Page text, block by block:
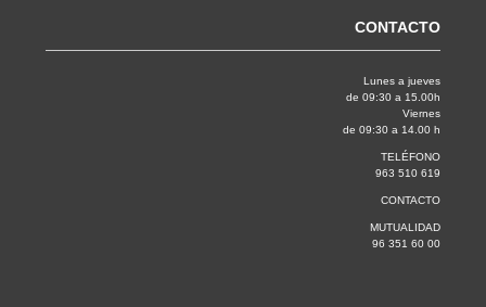
CONTACTO
Lunes a jueves
de 09:30 a 15.00h
Viernes
de 09:30 a 14.00 h
TELÉFONO
963 510 619
CONTACTO
MUTUALIDAD
96 351 60 00